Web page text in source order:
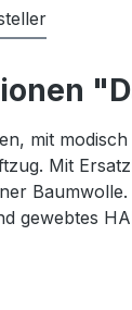
mit
Mit
gewebtes